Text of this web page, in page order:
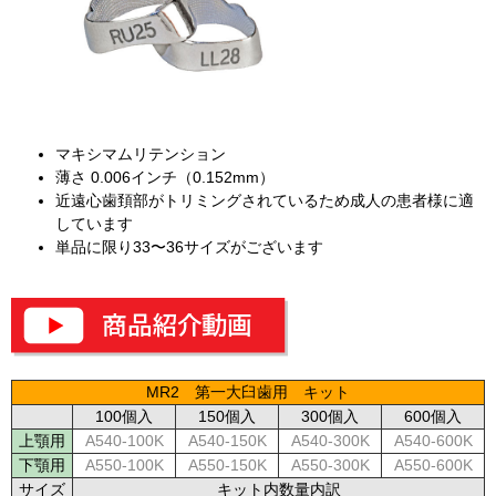
マキシマムリテンション
薄さ 0.006インチ（0.152mm）
近遠心歯頚部がトリミングされているため成人の患者様に適
しています
単品に限り33〜36サイズがございます
MR2 第一大臼歯用 キット
100個入
150個入 300個入
600個入
上顎用
A540-100K A540-150K A540-300K
A540-600K
下顎用
A550-100K A550-150K A550-300K
A550-600K
サイズ
キット内数量内訳